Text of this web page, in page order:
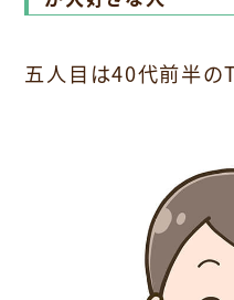
五人目は40代前半のT